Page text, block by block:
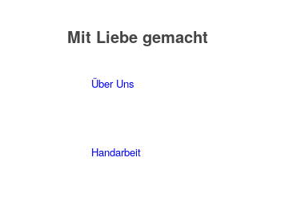
Mit Liebe gemacht
Über Uns
Handarbeit